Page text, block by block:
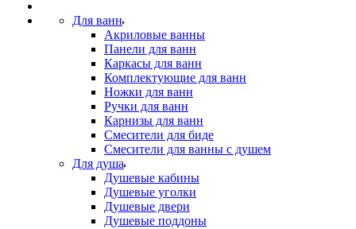
Для ванн
Акриловые ванны
Панели для ванн
Каркасы для ванн
Комплектующие для ванн
Ножки для ванн
Ручки для ванн
Карнизы для ванн
Смесители для биде
Смесители для ванны с душем
Для душа
Душевые кабины
Душевые уголки
Душевые двери
Душевые поддоны